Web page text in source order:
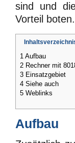
sind und
Vorteil boten.
1 Aufbau
2 Rechner mit
3 Einsatzgebiet
4 Siehe auch
5 Weblinks
Aufbau